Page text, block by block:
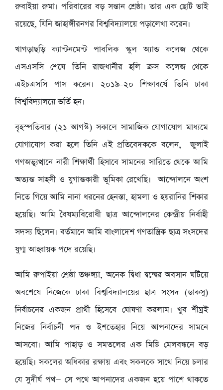
রুবাইয়া রুমা। পরিবারের বড় সন্তান শ্রেষ্ঠা। তার এক ছোট ভাই
রয়েছে, যিনি জাহাঙ্গীরনগর বিশ্ববিদ্যালয়ে পড়ালেখা করেন।
খাগড়াছড়ি ক্যান্টনমেন্ট পাবলিক স্কুল অ্যান্ড কলেজ থেকে
এসএসসি শেষে তিনি রাজধানীর হলি ক্রস কলেজ থেকে
এইচএসসি পাস করেন। ২০১৯-২০ শিক্ষাবর্ষে তিনি ঢাকা
বিশ্ববিদ্যালয়ে ভর্তি হন।
বৃহস্পতিবার (২১ আগস্ট) সকালে সামাজিক যোগাযোগ মাধ্যমে
যোগাযোগ করা হলে তিনি এই প্রতিবেদককে বলেন, জুলাই
গণঅভ্যুত্থানে নারী শিক্ষার্থী হিসাবে সামনের সারিতে থেকে আমি
অত্যন্ত সাহসী ও যুগান্তকারী ভূমিকা রেখেছি। আন্দোলনে অংশ
নিতে গিয়ে আমি নানা ধরনের হেনস্তা, হামলা ও হয়রানির শিকার
হয়েছি। আমি বৈষম্যবিরোধী ছাত্র আন্দোলনের কেন্দ্রীয় নির্বাহী
সদস্য ছিলেন। বর্তমানে আমি বাংলাদেশ গণতান্ত্রিক ছাত্র সংসদের
যুগ্ম আহ্বায়ক পদে রয়েছি।
আমি রুপাইয়া শ্রেষ্ঠা তঞ্চঙ্গ্যা, অনেক দ্বিধা দ্বন্দ্বের অবসান ঘটিয়ে
অবশেষে নিজেকে ঢাকা বিশ্ববিদ্যালয়ের ছাত্র সংসদ (ডাকসু)
নির্বাচনের একজন প্রার্থী হিসেবে ঘোষণা করলাম। খুব শীঘ্রই
নিজের নির্বাচনী পদ ও ইশতেহার নিয়ে আপনাদের সামনে
আসবো। আমি পাহাড় ও সমতলের এক মিষ্টি মেলবন্ধনে বড়
হয়েছি। সকলের অধিকার রক্ষায় এবং সকলকে সাথে নিয়ে চলার
যে সুদীর্ঘ পথ— সে পথে আপনাদের একজন হয়ে পাশে থাকতে